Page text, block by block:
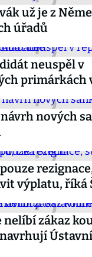
už je z
úřadů
neuspěl v
primárkách
nových
výplatu, říká
nelíbí zákaz